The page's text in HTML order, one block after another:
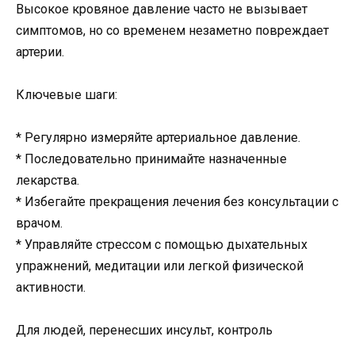
Высокое кровяное давление часто не вызывает
симптомов, но со временем незаметно повреждает
артерии.
Ключевые шаги:
* Регулярно измеряйте артериальное давление.
* Последовательно принимайте назначенные
лекарства.
* Избегайте прекращения лечения без консультации с
врачом.
* Управляйте стрессом с помощью дыхательных
упражнений, медитации или легкой физической
активности.
Для людей, перенесших инсульт, контроль